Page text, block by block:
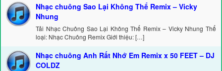
Nhạc chuông Sao Lại Không Thể Remix – Vicky
Nhung
Tải Nhạc Chuông Sao Lại Không Thể Remix – Vicky Nhung Thể
loại: Nhạc Chuông Remix Giới thiệu: […]
Nhạc chuông Anh Rất Nhớ Em Remix x 50 FEET – DJ
COLDZ